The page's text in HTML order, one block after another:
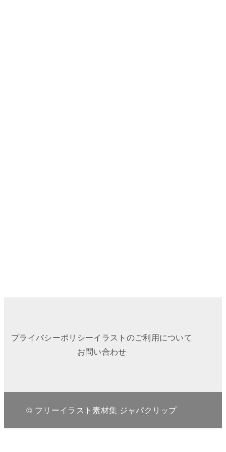
プライバシーポリシーイラストのご利用について
お問い合わせ
© フリーイラスト素材集 ジャパクリップ